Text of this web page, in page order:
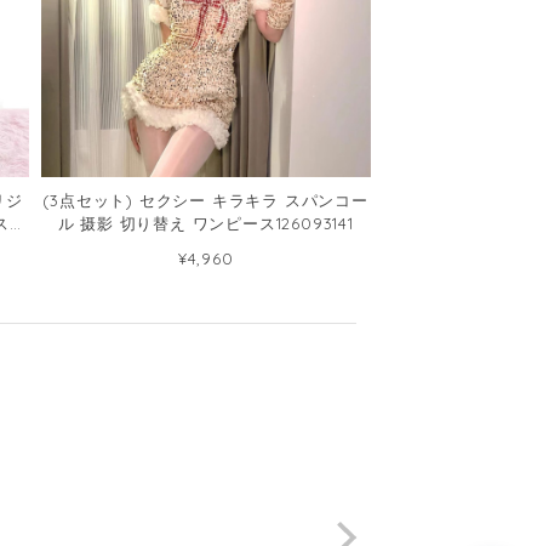
ジ
(3点セット) セクシー キラキラ スパンコー
ル 摄影 切り替え ワンピース126093141
¥4,960